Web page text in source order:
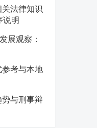
法律知识
说明
展观察：
考与本地
与刑事辩